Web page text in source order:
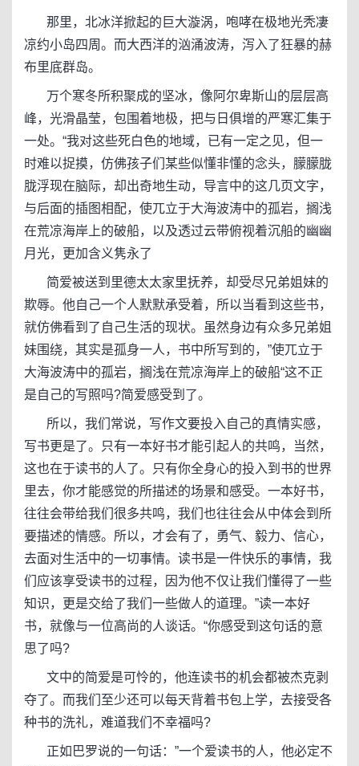
那里，北冰洋掀起的巨大漩涡，咆哮在极地光秃凄
凉约小岛四周。而大西洋的汹涌波涛，泻入了狂暴的赫
布里底群岛。
万个寒冬所积聚成的坚冰，像阿尔卑斯山的层层高
峰，光滑晶莹，包围着地极，把与日俱增的严寒汇集于
一处。“我对这些死白色的地域，已有一定之见，但一
时难以捉摸，仿佛孩子们某些似懂非懂的念头，朦朦胧
胧浮现在脑际，却出奇地生动，导言中的这几页文字，
与后面的插图相配，使兀立于大海波涛中的孤岩，搁浅
在荒凉海岸上的破船，以及透过云带俯视着沉船的幽幽
月光，更加含义隽永了
简爱被送到里德太太家里抚养，却受尽兄弟姐妹的
欺辱。他自己一个人默默承受着，所以当看到这些书，
就仿佛看到了自己生活的现状。虽然身边有众多兄弟姐
妹围绕，其实是孤身一人，书中所写到的，”使兀立于
大海波涛中的孤岩，搁浅在荒凉海岸上的破船“这不正
是自己的写照吗?简爱感受到了。
所以，我们常说，写作文要投入自己的真情实感，
写书更是了。只有一本好书才能引起人的共鸣，当然，
这也在于读书的人了。只有你全身心的投入到书的世界
里去，你才能感觉的所描述的场景和感受。一本好书，
往往会带给我们很多共鸣，我们也往往会从中体会到所
要描述的情感。所以，才会有了，勇气、毅力、信心，
去面对生活中的一切事情。读书是一件快乐的事情，我
们应该享受读书的过程，因为他不仅让我们懂得了一些
知识，更是交给了我们一些做人的道理。”读一本好
书，就像与一位高尚的人谈话。“你感受到这句话的意
思了吗?
文中的简爱是可怜的，他连读书的机会都被杰克剥
夺了。而我们至少还可以每天背着书包上学，去接受各
种书的洗礼，难道我们不幸福吗?
正如巴罗说的一句话：”一个爱读书的人，他必定不